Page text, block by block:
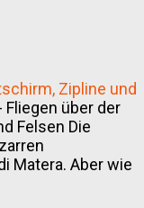
sich als
voll und ganz
hat –
Zipline und
Fliegen über der
Felsen Die
Matera. Aber wie